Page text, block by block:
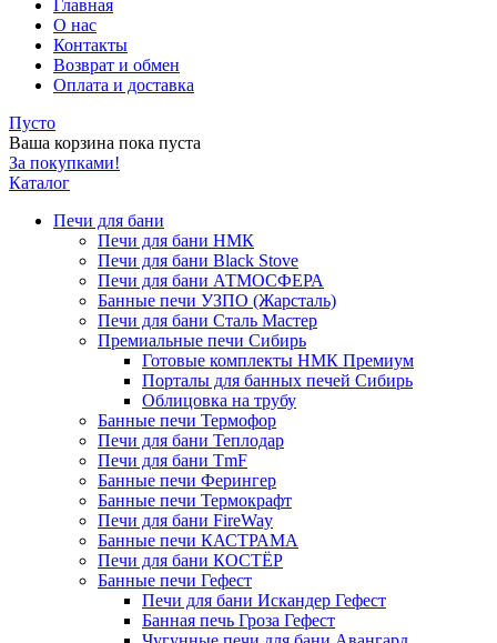
Главная
О нас
Контакты
Возврат и обмен
Оплата и доставка
Пусто
Ваша корзина пока пуста
За покупками!
Каталог
Печи для бани
Печи для бани НМК
Печи для бани Black Stove
Печи для бани АТМОСФЕРА
Банные печи УЗПО (Жарсталь)
Печи для бани Сталь Мастер
Премиальные печи Сибирь
Готовые комплекты НМК Премиум
Порталы для банных печей Сибирь
Облицовка на трубу
Банные печи Термофор
Печи для бани Теплодар
Печи для бани TmF
Банные печи Ферингер
Банные печи Термокрафт
Печи для бани FireWay
Банные печи КАСТРАМА
Печи для бани КОСТЁР
Банные печи Гефест
Печи для бани Искандер Гефест
Банная печь Гроза Гефест